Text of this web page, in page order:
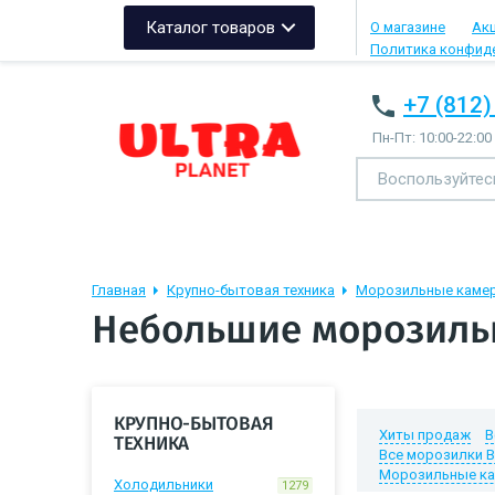
Каталог товаров О магазине
Политика
+7
Пн-Пт: 10:00-22:00
Главная Крупно-бытовая техника Морозильные
Небольшие
Хиты продаж
Все морозилки
Морозильные
КРУПНО-БЫТОВАЯ
ТЕХНИКА
Холодильники 1279